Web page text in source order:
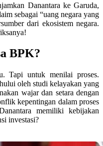
Danantara ke Garuda,
sebagai “uang negara yang
dari ekosistem negara.
BPK?
Tapi untuk menilai proses.
oleh studi kelayakan yang
wajar dan setara dengan
kepentingan dalam proses
memiliki kebijakan
investasi?